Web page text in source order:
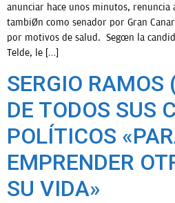
anunciar hace unos minutos, renuncia
también como senador por Gran
por motivos de salud. Según la
Telde, le […]
SERGIO
DE TODOS SUS
POLÍTICOS
EMPRENDER
SU VIDA»